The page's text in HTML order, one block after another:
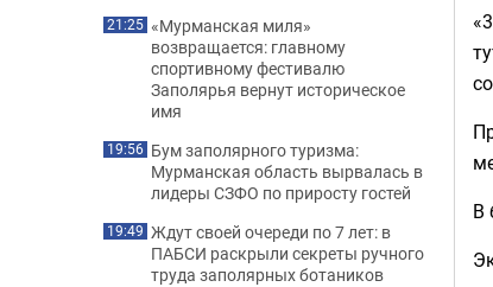
В
21:25 «Мурманская миля»
возвращается: главному
спортивному фестивалю
Заполярья вернут историческое
имя
19:56 Бум заполярного туризма:
Мурманская область вырвалась в
лидеры СЗФО по приросту гостей
19:49 Ждут своей очереди по 7 лет: в
ПАБСИ раскрыли секреты ручного
труда заполярных ботаников